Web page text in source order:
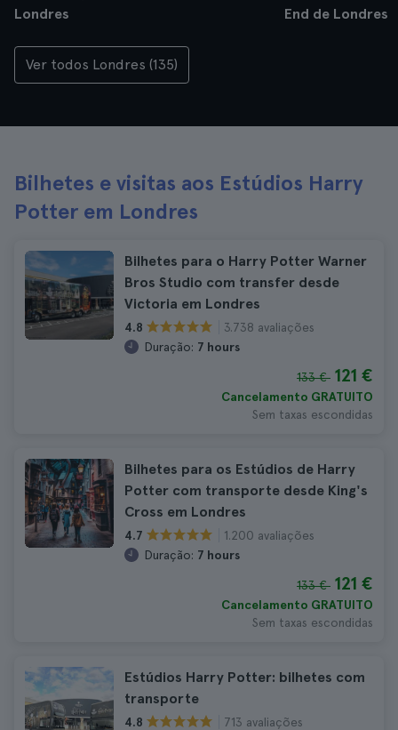
Londres
End de Londres
Ver todos Londres (135)
Bilhetes e visitas aos Estúdios Harry
Potter em Londres
Bilhetes para o Harry Potter Warner
Bros Studio com transfer desde
Victoria em Londres
4.8
3.738 avaliações
Duração: 7 hours
133 € 121 €
Cancelamento GRATUITO
Sem taxas escondidas
Bilhetes para os Estúdios de Harry
Potter com transporte desde King's
Cross em Londres
4.7
1.200 avaliações
Duração: 7 hours
133 € 121 €
Cancelamento GRATUITO
Sem taxas escondidas
Estúdios Harry Potter: bilhetes com
transporte
4.8
713 avaliações